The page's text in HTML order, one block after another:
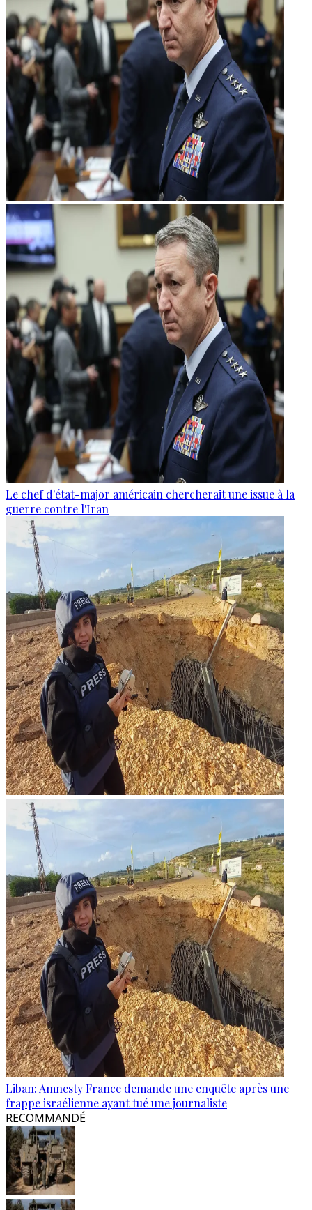
Le chef d'état-major américain chercherait une issue à la
guerre contre l'Iran
Liban: Amnesty France demande une enquête après une
frappe israélienne ayant tué une journaliste
RECOMMANDÉ